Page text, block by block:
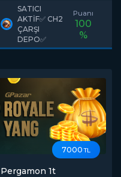
PERGAMON CH2
ÇARŞI DEPO
AÇIKLAMAYA BAK
SATICI
AKTİF✅ CH2
ÇARŞI
DEPO✅
Puanı
100
%
7000 TL
Pergamon 1t